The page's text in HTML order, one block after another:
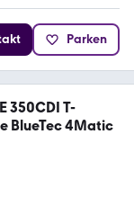
Parken
350CDI T-
BlueTec 4Matic